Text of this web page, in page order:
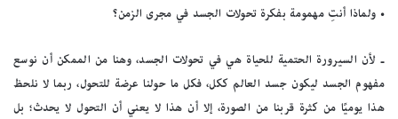
• ولماذا أنتِ مهمومة بفكرة تحولات الجسد في مجرى الزمن؟
ـ لأن السيرورة الحتمية للحياة هي في تحولات الجسد، وهنا من الممكن أن نوسع
مفهوم الجسد ليكون جسد العالم ككل، فكل ما حولنا عرضة للتحول، ربما لا نلحظ
هذا يوميًا من كثرة قربنا من الصورة، إلا أن هذا لا يعني أن التحول لا يحدث؛ بل